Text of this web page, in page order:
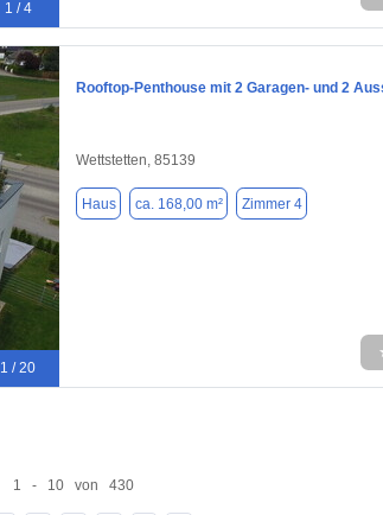
1 / 4
1 / 20
Rooftop-Penthouse mit 2 Garagen- und 2
Wettstetten, 85139
Haus ca. 168,00 m² Zimmer 4
1 - 10 von 430